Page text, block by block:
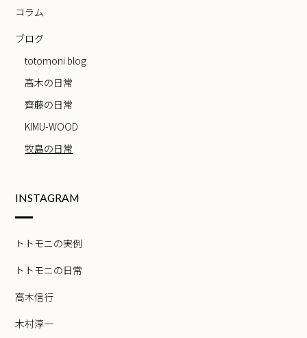
コラム
ブログ
totomoni blog
高木の日常
齊藤の日常
KIMU-WOOD
牧島の日常
INSTAGRAM
トトモニの実例
トトモニの日常
高木信行
木村淳一